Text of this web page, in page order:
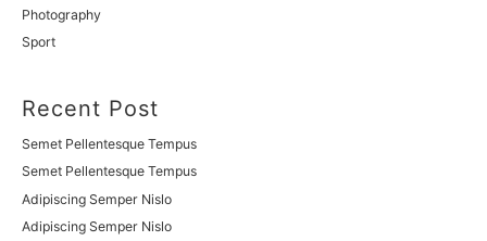
Photography
Sport
Recent Post
Semet Pellentesque Tempus
Semet Pellentesque Tempus
Adipiscing Semper Nislo
Adipiscing Semper Nislo